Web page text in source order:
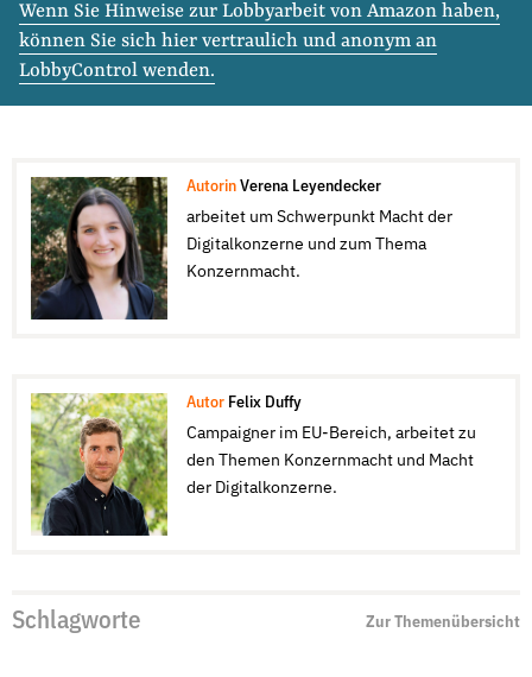
Wenn Sie Hinweise zur Lobbyarbeit von Amazon haben,
können Sie sich hier vertraulich und anonym an
LobbyControl wenden.
Autorin Verena Leyendecker
arbeitet um Schwerpunkt Macht der
Digitalkonzerne und zum Thema
Konzernmacht.
Autor Felix Duffy
Campaigner im EU-Bereich, arbeitet zu
den Themen Konzernmacht und Macht
der Digitalkonzerne.
Schlagworte Zur Themenübersicht